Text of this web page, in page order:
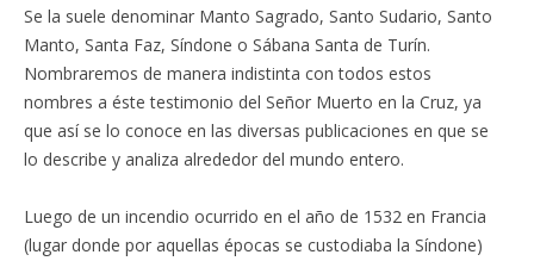
Se la suele denominar Manto Sagrado, Santo Sudario, Santo
Manto, Santa Faz, Síndone o Sábana Santa de Turín.
Nombraremos de manera indistinta con todos estos
nombres a éste testimonio del Señor Muerto en la Cruz, ya
que así se lo conoce en las diversas publicaciones en que se
lo describe y analiza alrededor del mundo entero.
Luego de un incendio ocurrido en el año de 1532 en Francia
(lugar donde por aquellas épocas se custodiaba la Síndone)